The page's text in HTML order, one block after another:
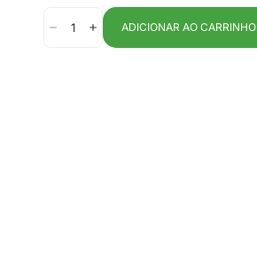
FracalanzaADICIONAR AO CARRINHO